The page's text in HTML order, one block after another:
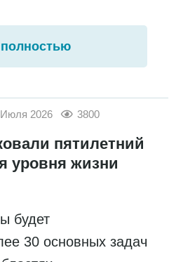
Июля 2026 3800
пятилетний
уровня жизни
будет
30 основных задач